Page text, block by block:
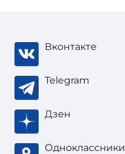
Вконтакте
Telegram
Дзен
Одноклассники